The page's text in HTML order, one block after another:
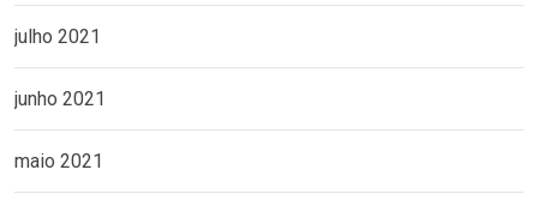
julho 2021
junho 2021
maio 2021